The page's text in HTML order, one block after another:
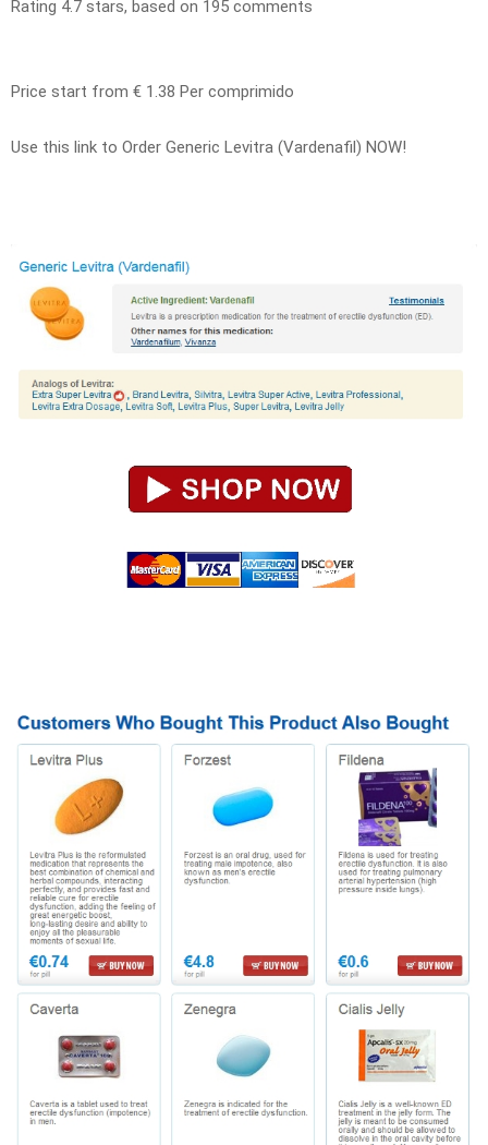
Rating 4.7 stars, based on 195 comments
Price start from € 1.38 Per comprimido
Use this link to Order Generic Levitra (Vardenafil) NOW!